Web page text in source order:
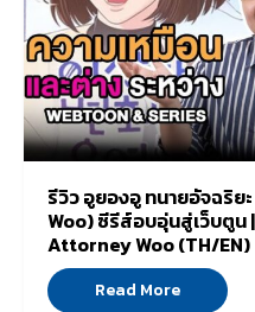
รีวิว อูยองอู ทนายอัจฉริ
Woo) ซีรีส์อบอุ่นสู่เว็บตู
Attorney Woo (TH/EN)
Read More